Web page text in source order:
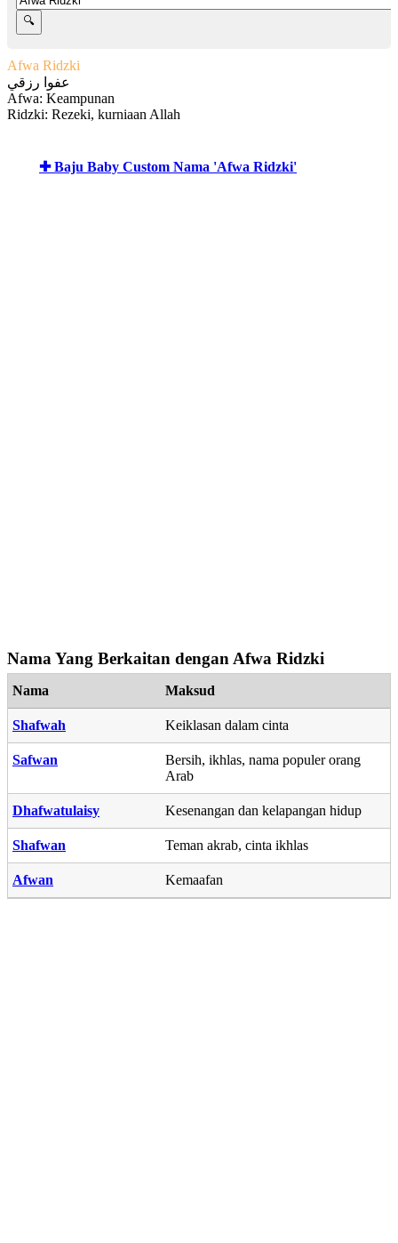
Afwa Ridzki
عفوا رزقي
Afwa: Keampunan
Ridzki: Rezeki, kurniaan Allah
✚ Baju Baby Custom Nama 'Afwa Ridzki'
Nama Yang Berkaitan dengan Afwa Ridzki
Nama Maksud
Shafwah Keiklasan dalam cinta
Safwan
Bersih, ikhlas, nama populer orang
Arab
Dhafwatulaisy Kesenangan dan kelapangan hidup
Shafwan Teman akrab, cinta ikhlas
Afwan Kemaafan